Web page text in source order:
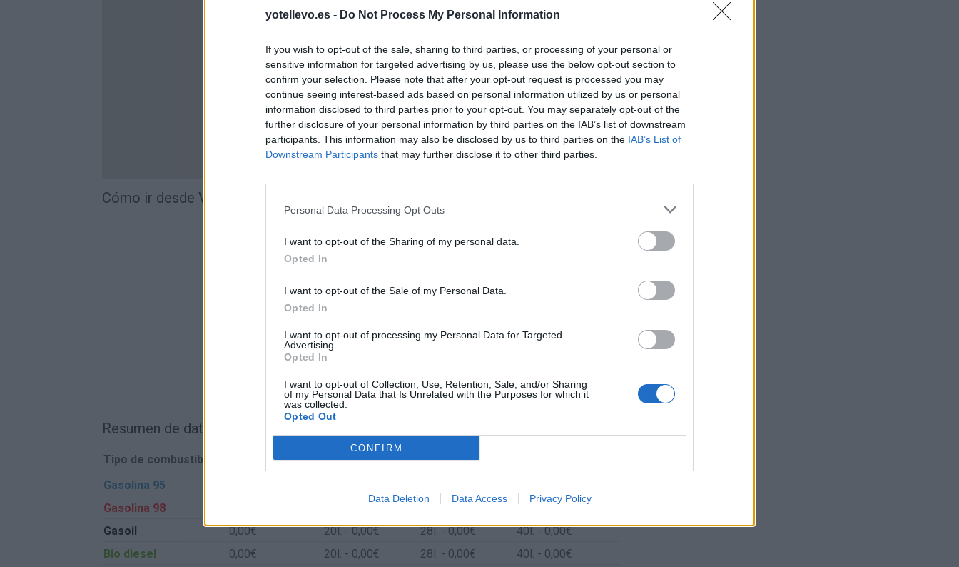
yotellevo.es - Do Not Process My Personal Information
If you wish to opt-out of the sale, sharing to third parties, or processing of your personal or
sensitive information for targeted advertising by us, please use the below opt-out section to
confirm your selection. Please note that after your opt-out request is processed you may
continue seeing interest-based ads based on personal information utilized by us or personal
information disclosed to third parties prior to your opt-out. You may separately opt-out of the
further disclosure of your personal information by third parties on the IAB’s list of downstream
participants. This information may also be disclosed by us to third parties on the IAB’s List of
Downstream Participants that may further disclose it to other third parties.
Personal Data Processing Opt Outs
I want to opt-out of the Sharing of my personal data.
Opted In
I want to opt-out of the Sale of my Personal Data.
Opted In
I want to opt-out of processing my Personal Data for Targeted
Advertising.
Opted In
I want to opt-out of Collection, Use, Retention, Sale, and/or Sharing
of my Personal Data that Is Unrelated with the Purposes for which it
was collected.
Opted Out
CONFIRM
Data Deletion Data Access Privacy Policy
Cómo ir desde Valencia a Pozalmuro Soria
Resumen de datos de la ruta entre Valencia y Pozalmuro Soria
Tipo de combustible Precio por litro Gasto 5l/100km Gasto 7l/100km
Gasolina 95
Gasolina 98
- 0,00€ 40
- 0,00€
Gasoil
0,00€ 20l.- 0,00€ 28l.- 0,00€ 40l.- 0,00€
Bio diesel
0,00€ 20l. - 0,00€ 28l. - 0,00€ 40l. - 0,00€